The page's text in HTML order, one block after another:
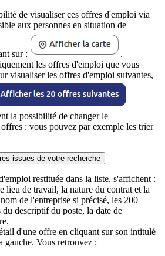
de visualiser ces offres d'emploi via
aux personnes en situation de
sur :
.
les offres d'emploi que vous
visualiser les offres d'emploi suivantes,
la possibilité de changer le
offres : vous pouvez par exemple les trier
issues de votre recherche
restituée dans la liste, s'affichent :
lieu de travail, la nature du contrat et la
de l'entreprise si précisé, les 200
du descriptif du poste, la date de
d'une offre en cliquant sur son intitulé
gauche. Vous retrouvez :